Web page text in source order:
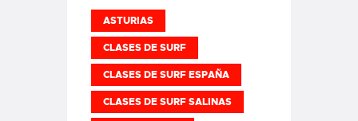
ASTURIAS
CLASES DE SURF
CLASES DE SURF ESPAÑA
CLASES DE SURF SALINAS